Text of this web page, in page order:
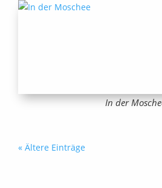
In der
« Ältere Einträge